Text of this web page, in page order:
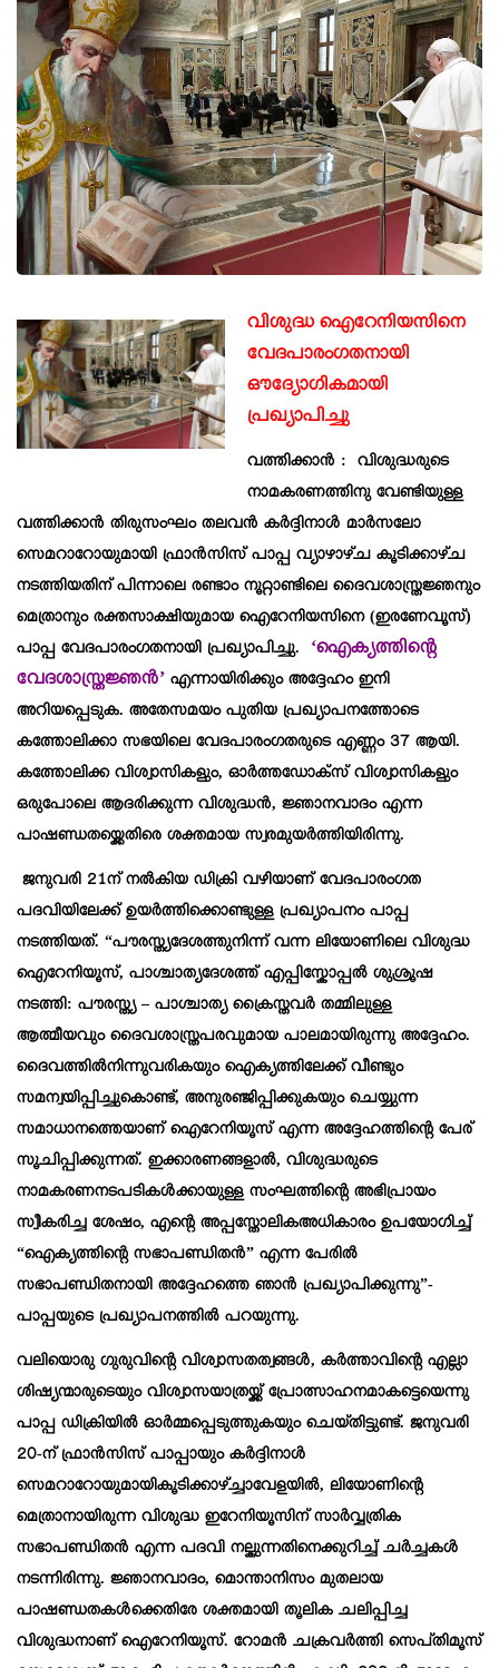
വിശുദ്ധ ഐറേനിയസിനെ
വേദപാരംഗതനായി
ഔദ്യോഗികമായി
പ്രഖ്യാപിച്ചു
വത്തിക്കാന്‍ : വിശുദ്ധരുടെ
നാമകരണത്തിനു വേണ്ടിയുള്ള
വത്തിക്കാന്‍ തിരുസംഘം തലവൻ കർദ്ദിനാൾ മാർസലോ
സെമറാറോയുമായി ഫ്രാൻസിസ് പാപ്പ വ്യാഴാഴ്ച കൂടിക്കാഴ്ച
നടത്തിയതിന് പിന്നാലെ രണ്ടാം നൂറ്റാണ്ടിലെ ദൈവശാസ്ത്രജ്ഞനും
മെത്രാനും രക്തസാക്ഷിയുമായ ഐറേനിയസിനെ (ഇരണേവൂസ്‌)
പാപ്പ വേദപാരംഗതനായി പ്രഖ്യാപിച്ചു. ‘ഐക്യത്തിന്റെ
വേദശാസ്ത്രജ്ഞൻ’ എന്നായിരിക്കും അദ്ദേഹം ഇനി
അറിയപ്പെടുക. അതേസമയം പുതിയ പ്രഖ്യാപനത്തോടെ
കത്തോലിക്കാ സഭയിലെ വേദപാരംഗതരുടെ എണ്ണം 37 ആയി.
കത്തോലിക്ക വിശ്വാസികളും, ഓർത്തഡോക്സ് വിശ്വാസികളും
ഒരുപോലെ ആദരിക്കുന്ന വിശുദ്ധന്‍, ജ്ഞാനവാദം എന്ന
പാഷണ്ഡതയ്ക്കെതിരെ ശക്തമായ സ്വരമുയര്‍ത്തിയിരിന്നു.
ജനുവരി 21ന് നൽകിയ ഡിക്രി വഴിയാണ് വേദപാരംഗത
പദവിയിലേക്ക് ഉയര്‍ത്തിക്കൊണ്ടുള്ള പ്രഖ്യാപനം പാപ്പ
നടത്തിയത്. “പൗരസ്ത്യദേശത്തുനിന്ന് വന്ന ലിയോണിലെ വിശുദ്ധ
ഐറേനിയൂസ്, പാശ്ചാത്യദേശത്ത് എപ്പിസ്കോപ്പൽ ശുശ്രൂഷ
നടത്തി: പൗരസ്ത്യ – പാശ്ചാത്യ ക്രൈസ്തവര്‍ തമ്മിലുള്ള
ആത്മീയവും ദൈവശാസ്ത്രപരവുമായ പാലമായിരുന്നു അദ്ദേഹം.
ദൈവത്തിൽനിന്നുവരികയും ഐക്യത്തിലേക്ക് വീണ്ടും
സമന്വയിപ്പിച്ചുകൊണ്ട്, അനുരഞ്ജിപ്പിക്കുകയും ചെയ്യുന്ന
സമാധാനത്തെയാണ് ഐറേനിയൂസ് എന്ന അദ്ദേഹത്തിന്റെ പേര്
സൂചിപ്പിക്കുന്നത്. ഇക്കാരണങ്ങളാൽ, വിശുദ്ധരുടെ
നാമകരണനടപടികൾക്കായുള്ള സംഘത്തിന്റെ അഭിപ്രായം
സ്വീകരിച്ച ശേഷം, എന്റെ അപ്പസ്തോലികഅധികാരം ഉപയോഗിച്ച്
“ഐക്യത്തിന്റെ സഭാപണ്ഡിതൻ” എന്ന പേരിൽ
സഭാപണ്ഡിതനായി അദ്ദേഹത്തെ ഞാൻ പ്രഖ്യാപിക്കുന്നു”-
പാപ്പയുടെ പ്രഖ്യാപനത്തില്‍ പറയുന്നു.
വലിയൊരു ഗുരുവിന്റെ വിശ്വാസതത്വങ്ങൾ, കർത്താവിന്റെ എല്ലാ
ശിഷ്യന്മാരുടെയും വിശ്വാസയാത്രയ്ക്ക് പ്രോത്സാഹനമാകട്ടെയെന്നു
പാപ്പ ഡിക്രിയില്‍ ഓര്‍മ്മപ്പെടുത്തുകയും ചെയ്തിട്ടുണ്ട്. ജനുവരി
20-ന് ഫ്രാൻസിസ് പാപ്പായും കർദ്ദിനാൾ
സെമറാറോയുമായികൂടിക്കാഴ്ച്ചാവേളയിൽ, ലിയോണിന്റെ
മെത്രാനായിരുന്ന വിശുദ്ധ ഇറേനിയൂസിന് സാർവ്വത്രിക
സഭാപണ്ഡിതൻ എന്ന പദവി നല്കുന്നതിനെക്കുറിച്ച് ചര്‍ച്ചകള്‍
നടന്നിരിന്നു. ജ്ഞാനവാദം, മൊന്താനിസം മുതലായ
പാഷണ്ഡതകൾക്കെതിരേ ശക്തമായി തൂലിക ചലിപ്പിച്ച
വിശുദ്ധനാണ് ഐറേനിയൂസ്. റോമൻ ചക്രവർത്തി സെപ്തിമൂസ്